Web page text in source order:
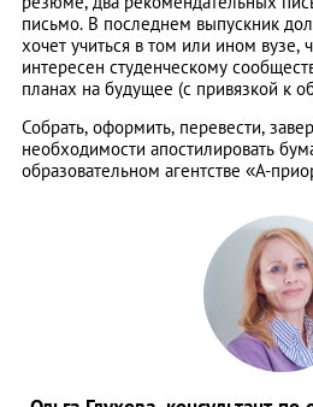
письмо. В последнем выпускник
хочет учиться в том или ином вузе,
интересен студенческому
планах на будущее (с привязкой к
Собрать, оформить, перевести,
необходимости апостилировать
образовательном агентстве «А-